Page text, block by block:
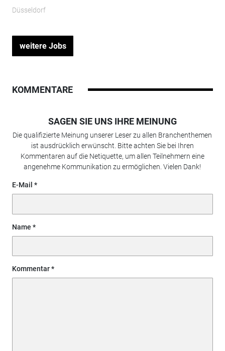
Düsseldorf
weitere Jobs
KOMMENTARE
SAGEN SIE UNS IHRE MEINUNG
Die qualifizierte Meinung unserer Leser zu allen Branchenthemen
ist ausdrücklich erwünscht. Bitte achten Sie bei Ihren
Kommentaren auf die Netiquette, um allen Teilnehmern eine
angenehme Kommunikation zu ermöglichen. Vielen Dank!
E-Mail
Name
Kommentar